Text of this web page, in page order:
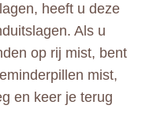
heeft u deze
Als u
op rij mist, bent
mist,
en keer je terug